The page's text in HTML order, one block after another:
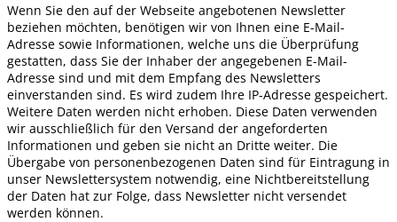
Wenn Sie den auf der Webseite angebotenen Newsletter
beziehen möchten, benötigen wir von Ihnen eine E-Mail-
Adresse sowie Informationen, welche uns die Überprüfung
gestatten, dass Sie der Inhaber der angegebenen E-Mail-
Adresse sind und mit dem Empfang des Newsletters
einverstanden sind. Es wird zudem Ihre IP-Adresse gespeichert.
Weitere Daten werden nicht erhoben. Diese Daten verwenden
wir ausschließlich für den Versand der angeforderten
Informationen und geben sie nicht an Dritte weiter. Die
Übergabe von personenbezogenen Daten sind für Eintragung in
unser Newslettersystem notwendig, eine Nichtbereitstellung
der Daten hat zur Folge, dass Newsletter nicht versendet
werden können.